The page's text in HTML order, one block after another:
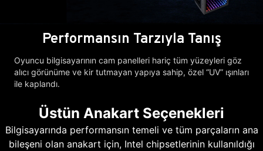
Performansın Tarzıyla Tanış
Oyuncu bilgisayarının cam panelleri hariç tüm yüzeyleri göz
alıcı görünüme ve kir tutmayan yapıya sahip, özel “UV” ışınları
ile kaplandı.
Üstün Anakart Seçenekleri
Bilgisayarında performansın temeli ve tüm parçaların ana
bileşeni olan anakart için, Intel chipsetlerinin kullanıldığı